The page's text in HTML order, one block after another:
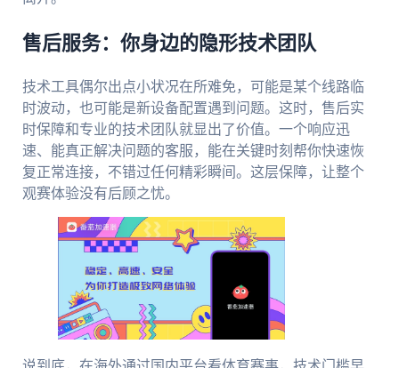
售后服务：你身边的隐形技术团队
技术工具偶尔出点小状况在所难免，可能是某个线路临
时波动，也可能是新设备配置遇到问题。这时，售后实
时保障和专业的技术团队就显出了价值。一个响应迅
速、能真正解决问题的客服，能在关键时刻帮你快速恢
复正常连接，不错过任何精彩瞬间。这层保障，让整个
观赛体验没有后顾之忧。